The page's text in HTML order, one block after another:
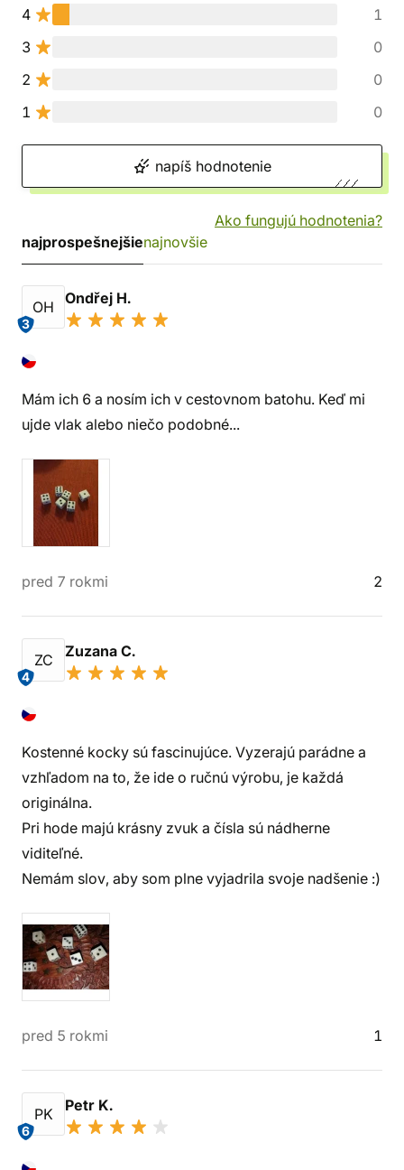
4
1
3
0
2
0
1
0
napíš hodnotenie
Ako fungujú hodnotenia?
najprospešnejšienajnovšie
OH
3
Ondřej H.
Mám ich 6 a nosím ich v cestovnom batohu. Keď mi
ujde vlak alebo niečo podobné...
pred 7 rokmi 2
ZC
4
Zuzana C.
Kostenné kocky sú fascinujúce. Vyzerajú parádne a
vzhľadom na to, že ide o ručnú výrobu, je každá
originálna.
Pri hode majú krásny zvuk a čísla sú nádherne
viditeľné.
Nemám slov, aby som plne vyjadrila svoje nadšenie :)
pred 5 rokmi 1
PK
6
Petr K.